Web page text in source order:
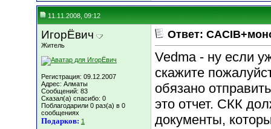
11.11.2008, 09:12
ИгорЁвич
Житель
Регистрация: 09.12.2007
Адрес: Алматы
Сообщений: 83
Сказал(а) спасибо: 0
Поблагодарили 0 раз(а) в 0
сообщениях
Подарков: 1
Ответ:
Vedma - ну если
скажите
обязано
это отчет. СКК
документы,